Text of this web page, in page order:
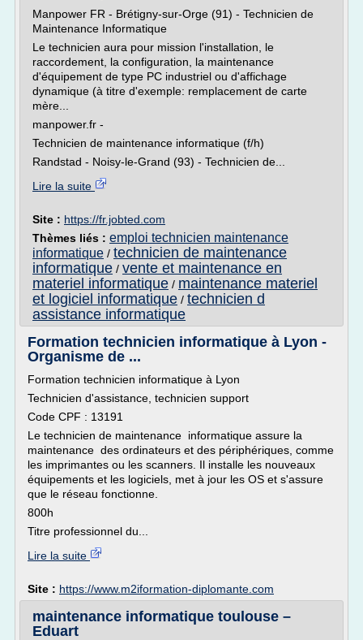
Manpower FR - Brétigny-sur-Orge (91) - Technicien de
Maintenance Informatique
Le technicien aura pour mission l'installation, le
raccordement, la configuration, la maintenance
d'équipement de type PC industriel ou d'affichage
dynamique (à titre d'exemple: remplacement de carte
mère...
manpower.fr -
Technicien de maintenance informatique (f/h)
Randstad - Noisy-le-Grand (93) - Technicien de...
Lire la suite
Site : https://fr.jobted.com
Thèmes liés : emploi technicien maintenance
informatique / technicien de maintenance
informatique / vente et maintenance en
materiel informatique / maintenance materiel
et logiciel informatique / technicien d
assistance informatique
Formation technicien informatique à Lyon -
Organisme de ...
Formation technicien informatique à Lyon
Technicien d'assistance, technicien support
Code CPF : 13191
Le technicien de maintenance informatique assure la
maintenance des ordinateurs et des périphériques, comme
les imprimantes ou les scanners. Il installe les nouveaux
équipements et les logiciels, met à jour les OS et s'assure
que le réseau fonctionne.
800h
Titre professionnel du...
Lire la suite
Site : https://www.m2iformation-diplomante.com
maintenance informatique toulouse –
Eduart